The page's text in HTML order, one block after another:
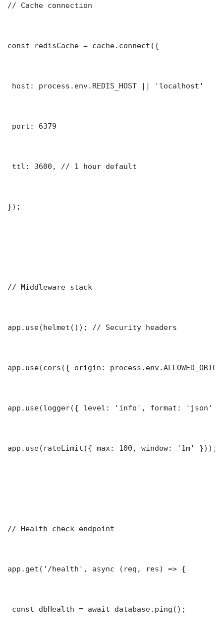
// Cache connection
const redisCache = cache.connect({
host: process.env.REDIS_HOST || 'localhost'
port: 6379
ttl: 3600, // 1 hour default
});
// Middleware stack
app.use(helmet()); // Security headers
app.use(cors({ origin:
app.use(logger({ level: 'info', format: 'json'
app.use(rateLimit({ max: 100, window: '1m' }));
// Health check endpoint
app.get('/health', async (req, res) => {
const dbHealth = await database.ping();